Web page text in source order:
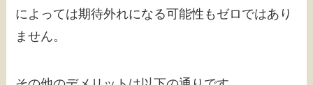
によっては期待外れになる可能性もゼロではあり
ません。